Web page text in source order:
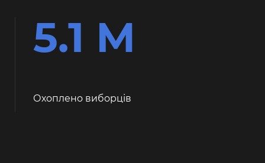
5.1 М
Охоплено виборців